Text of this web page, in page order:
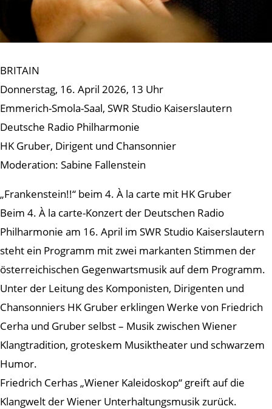
BRITAIN
Donnerstag, 16. April 2026, 13 Uhr
Emmerich-Smola-Saal, SWR Studio Kaiserslautern
Deutsche Radio Philharmonie
HK Gruber, Dirigent und Chansonnier
Moderation: Sabine Fallenstein
„Frankenstein!!“ beim 4. À la carte mit HK Gruber
Beim 4. À la carte-Konzert der Deutschen Radio
Philharmonie am 16. April im SWR Studio Kaiserslautern
steht ein Programm mit zwei markanten Stimmen der
österreichischen Gegenwartsmusik auf dem Programm.
Unter der Leitung des Komponisten, Dirigenten und
Chansonniers HK Gruber erklingen Werke von Friedrich
Cerha und Gruber selbst – Musik zwischen Wiener
Klangtradition, groteskem Musiktheater und schwarzem
Humor.
Friedrich Cerhas „Wiener Kaleidoskop“ greift auf die
Klangwelt der Wiener Unterhaltungsmusik zurück.